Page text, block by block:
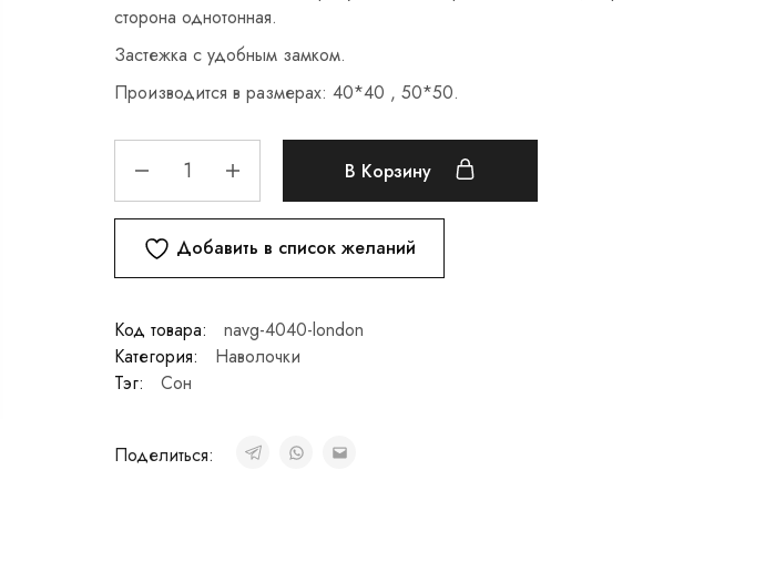
сторона однотонная.
Застежка с удобным замком.
Производится в размерах: 40*40 , 50*50.
В Корзину
Добавить в список желаний
Код товара:
navg-4040-london
Категория:
Наволочки
Тэг:
Сон
Поделиться: